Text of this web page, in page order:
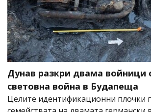
Дунав разкри двама войници
световна война в Будапеща
Целите идентификационни плочки